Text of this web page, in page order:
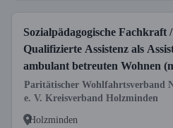
Sozialpädagogische Fachkraft /
Qualifizierte Assistenz als
ambulant betreuten Wohnen
Paritätischer Wohlfahrtsverband
e. V. Kreisverband Holzminden
Holzminden